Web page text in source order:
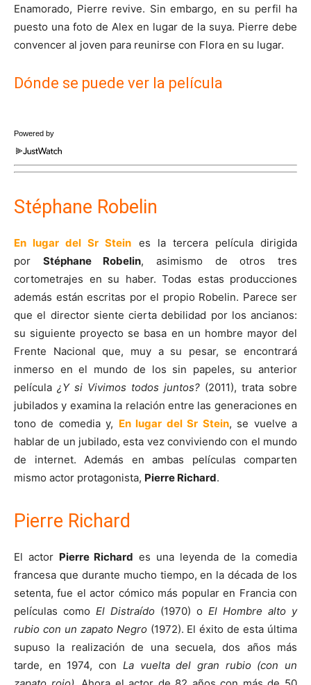
Enamorado, Pierre revive. Sin embargo, en su perfil ha
puesto una foto de Alex en lugar de la suya. Pierre debe
convencer al joven para reunirse con Flora en su lugar.
Dónde se puede ver la película
Powered by
Stéphane Robelin
En lugar del Sr Stein es la tercera película dirigida
por Stéphane Robelin, asimismo de otros tres
cortometrajes en su haber. Todas estas producciones
además están escritas por el propio Robelin. Parece ser
que el director siente cierta debilidad por los ancianos:
su siguiente proyecto se basa en un hombre mayor del
Frente Nacional que, muy a su pesar, se encontrará
inmerso en el mundo de los sin papeles, su anterior
película ¿Y si Vivimos todos juntos? (2011), trata sobre
jubilados y examina la relación entre las generaciones en
tono de comedia y, En lugar del Sr Stein, se vuelve a
hablar de un jubilado, esta vez conviviendo con el mundo
de internet. Además en ambas películas comparten
mismo actor protagonista, Pierre Richard.
Pierre Richard
El actor Pierre Richard es una leyenda de la comedia
francesa que durante mucho tiempo, en la década de los
setenta, fue el actor cómico más popular en Francia con
películas como El Distraído (1970) o El Hombre alto y
rubio con un zapato Negro(1972). El éxito de esta última
supuso la realización de una secuela, dos años más
tarde, en 1974, con La vuelta del gran rubio (con un